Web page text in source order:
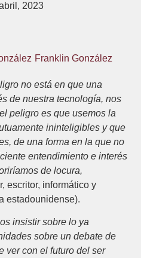
2023
Franklin González
no está en que una
de nuestra tecnología, nos
peligro es que usemos la
ininteligibles y que
de una forma en la que no
entendimiento e interés
de locura,
escritor, informático y
estadounidense).
insistir sobre lo ya
sobre un debate de
ver con el futuro del ser